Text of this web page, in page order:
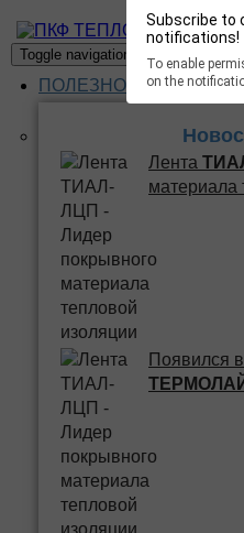
Subscribe to
notifications!
To enable
on the
ПКФ
Toggle navigation
ПОЛЕЗНОЕ
Лента
материала
Появился